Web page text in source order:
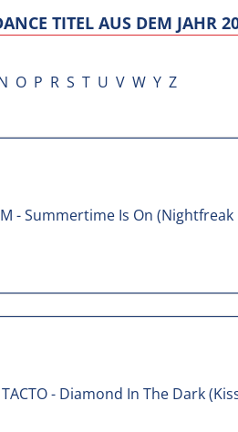
TITEL AUS DEM JAHR
O P R S T U V W Y Z